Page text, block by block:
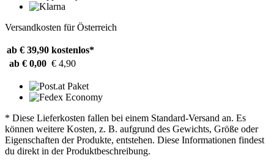
Versandkosten für Österreich
ab € 39,90 kostenlos*
ab € 0,00 € 4,90
* Diese Lieferkosten fallen bei einem Standard-Versand an. Es
können weitere Kosten, z. B. aufgrund des Gewichts, Größe oder
Eigenschaften der Produkte, entstehen. Diese Informationen findest
du direkt in der Produktbeschreibung.